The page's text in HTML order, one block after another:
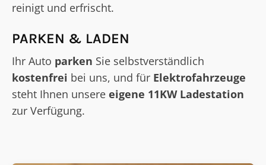
reinigt und erfrischt.
PARKEN & LADEN
Ihr Auto parken Sie selbstverständlich
kostenfrei bei uns, und für Elektrofahrzeuge
steht Ihnen unsere eigene 11KW Ladestation
zur Verfügung.